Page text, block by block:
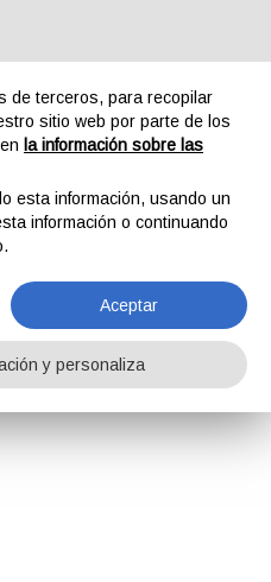
de terceros, para recopilar
sitio web por parte de los
la información sobre las
esta información, usando un
información o continuando
Aceptar
y personaliza